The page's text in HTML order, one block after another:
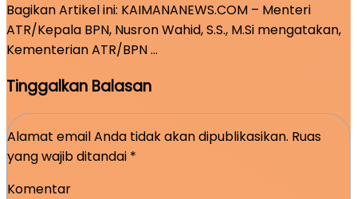
Bagikan Artikel ini: KAIMANANEWS.COM – Menteri
ATR/Kepala BPN, Nusron Wahid, S.S., M.Si mengatakan,
Kementerian ATR/BPN …
Tinggalkan Balasan
Alamat email Anda tidak akan dipublikasikan. Ruas
yang wajib ditandai *
Komentar